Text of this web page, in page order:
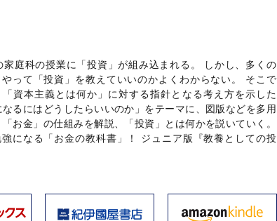
庭科の授業に「投資」が組み込まれる。 しかし、多くの
って「投資」を教えていいのかよくわからない。 そこで
資本主義とは何か」に対する指針となる考え方を示した
るにはどうしたらいいのか」をテーマに、図版などを多用
お金」の仕組みを解説、「投資」とは何かを説いていく。
になる「お金の教科書」！ ジュニア版『教養としての投